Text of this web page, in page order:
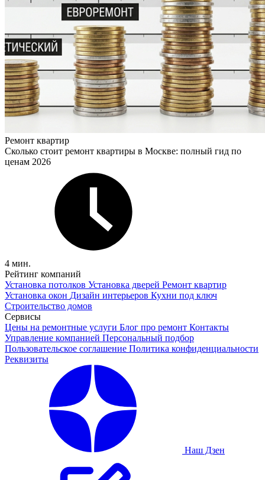
Ремонт квартир
Сколько стоит ремонт квартиры в Москве: полный гид по
ценам 2026
4 мин.
Рейтинг компаний
Установка потолков Установка дверей Ремонт квартир
Установка окон Дизайн интерьеров Кухни под ключ
Строительство домов
Сервисы
Цены на ремонтные услуги Блог про ремонт Контакты
Управление компанией Персональный подбор
Пользовательское соглашение Политика конфиденциальности
Реквизиты
Наш Дзен